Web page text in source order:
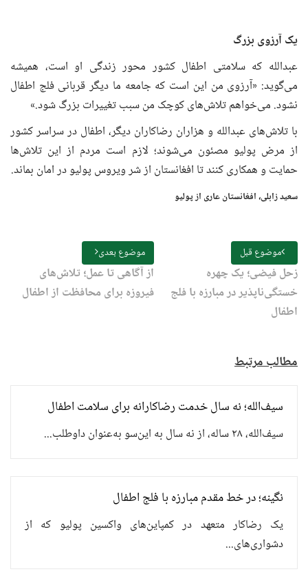
یک آرزوی بزرگ
عبدالله که سلامتی اطفال کشور محور زندگی او است، همیشه
می‌گوید: «آرزوی من این است که جامعه ما دیگر قربانی فلج اطفال
نشود. می‌خواهم تلاش‌های کوچک من سبب تغییرات بزرگ شود.»
با تلاش‌های عبدالله و هزاران رضاکاران دیگر، اطفال در سراسر کشور
از مرض پولیو مصئون می‌شوند؛ لازم است مردم از این تلاش‌ها
حمایت و همکاری کنند تا افغانستان از شر ویروس پولیو در امان بماند.
سعید زابلی، افغانستان عاری از پولیو
موضوع قبل
زحل فیضی؛ یک چهره
خستگی‌ناپذیر در مبارزه با فلج
اطفال
موضوع بعدی
از آگاهی تا عمل؛ تلاش‌های
فیروزه برای محافظت از اطفال
مطالب مرتبط
سیف‌الله؛ نه سال خدمت رضاکارانه برای سلامت اطفال
سیف‌الله، ۲۸ ساله، از نه سال به این‌سو به‌عنوان داوطلب...
نگینه؛ در خط مقدم مبارزه با فلج اطفال
یک رضاکار متعهد در کمپاین‌های واکسین پولیو که از
دشواری‌های...